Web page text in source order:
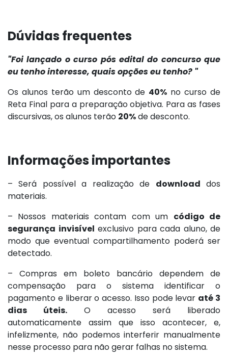
Dúvidas frequentes
"Foi lançado o curso pós edital do concurso que
eu tenho interesse, quais opções eu tenho? "
Os alunos terão um desconto de 40% no curso de
Reta Final para a preparação objetiva. Para as fases
discursivas, os alunos terão 20%de desconto.
Informações importantes
– Será possível a realização de download dos
materiais.
– Nossos materiais contam com um código de
segurança invisível exclusivo para cada aluno, de
modo que eventual compartilhamento poderá ser
detectado.
– Compras em boleto bancário dependem de
compensação para o sistema identificar o
pagamento e liberar o acesso. Isso pode levar até 3
dias úteis. O acesso será liberado
automaticamente assim que isso acontecer, e,
infelizmente, não podemos interferir manualmente
nesse processo para não gerar falhas no sistema.